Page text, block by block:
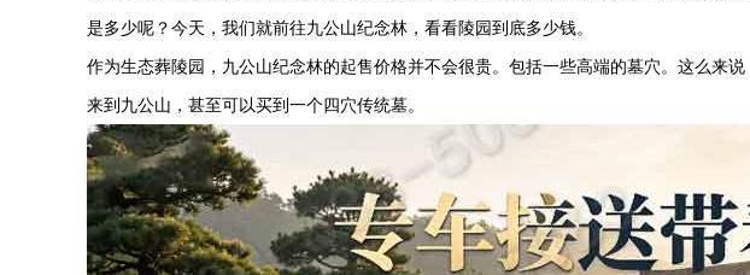
是多少呢？今天，我们就前往九公山纪念林，看看陵园到底多少钱。
作为生态葬陵园，九公山纪念林的起售价格并不会很贵。包括一些高端的墓穴。这么来
来到九公山，甚至可以买到一个四穴传统墓。